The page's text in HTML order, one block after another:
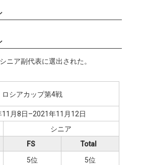
ニア副代表に選出された。
ロシアカップ第4戦
11月8日–2021年11月12日
シニア
FS
5位
Total
5位